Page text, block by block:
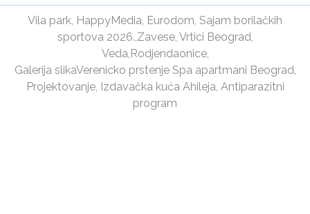
Vila park HappyMedia Eurodom Sajam borilačkih
sportova 2026. Zavese, Vrtici Beograd
Veda Rodjendaonice,
Galerija slikaVerenicko prstenje Spa apartmani Beograd
Projektovanje, Izdavačka kuća Ahileja Antiparazitni
program